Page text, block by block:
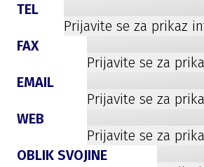
TEL
Prijavite se za prikaz
FAX
Prijavite se za
EMAIL
Prijavite se za
WEB
Prijavite se za
OBLIK SVOJINE